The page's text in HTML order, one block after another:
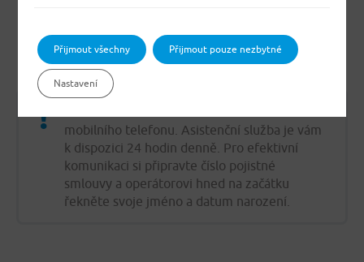
Ihned volejte na+420 226 294 294.
mobilního telefonu. Asistenční služba je vám
k dispozici 24 hodin denně. Pro efektivní
komunikaci si připravte číslo pojistné
smlouvy a operátorovi hned na začátku
řekněte svoje jméno a datum narození.
Přijmout všechny Přijmout pouze nezbytné
Nastavení